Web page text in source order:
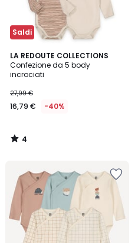
Saldi
LA REDOUTE COLLECTIONS
Confezione da 5 body
incrociati
27,99 €
16,79 € -40%
4
/
5
4
/